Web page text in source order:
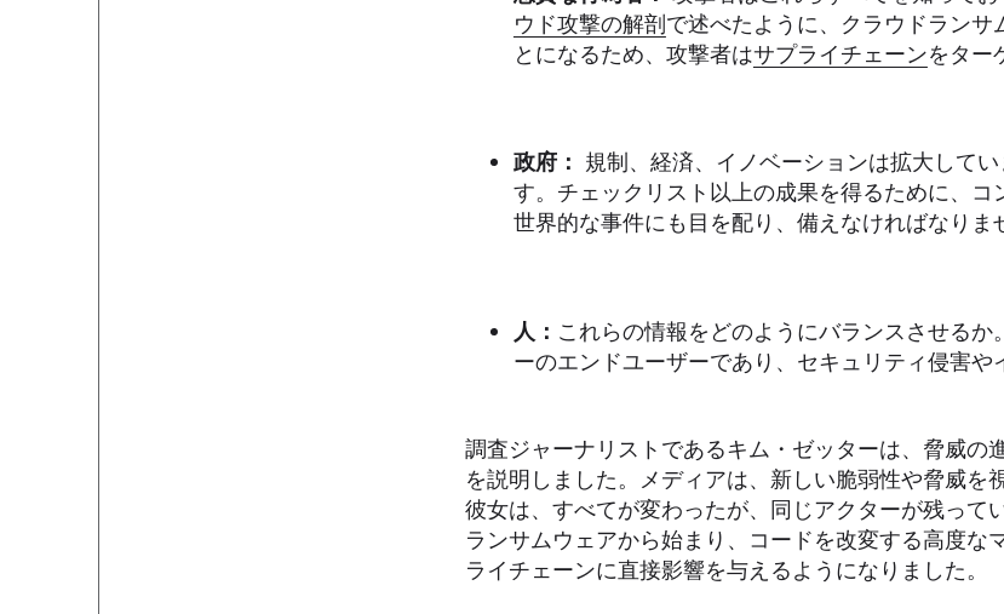
ウド攻撃の解剖で述べたように、クラウドラン
とになるため、攻撃者はサプライチェーンをター
政府： 規制、経済、イノベーションは拡大して
す。チェックリスト以上の成果を得るために、
世界的な事件にも目を配り、備えなければなりま
人： これらの情報をどのようにバランスさせる
ーのエンドユーザーであり、セキュリティ侵害や
調査ジャーナリストであるキム・ゼッターは、脅威
を説明しました。メディアは、新しい脆弱性や脅威を
彼女は、すべてが変わったが、同じアクターが残って
ランサムウェアから始まり、コードを改変する高度
ライチェーンに直接影響を与えるようになりました。